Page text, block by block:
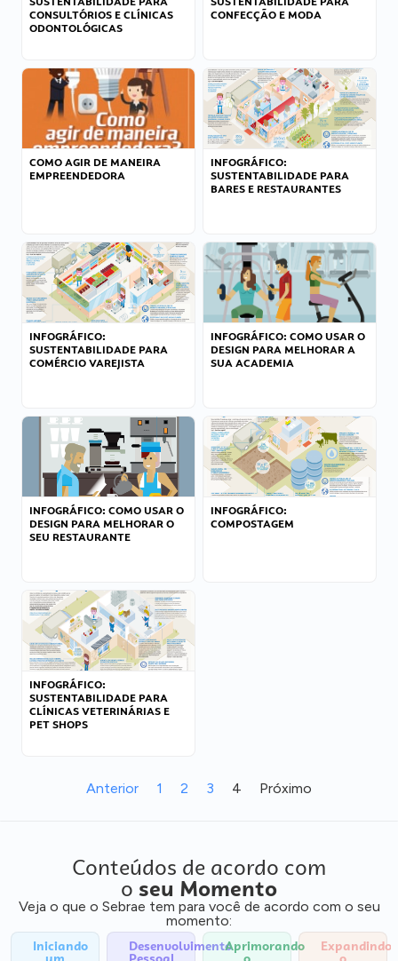
CONSULTÓRIOS E CLÍNICAS
ODONTOLÓGICAS
CONFECÇÃO E MODA
COMO AGIR DE MANEIRA
EMPREENDEDORA
INFOGRÁFICO:
SUSTENTABILIDADE PARA
BARES E RESTAURANTES
INFOGRÁFICO:
SUSTENTABILIDADE PARA
COMÉRCIO VAREJISTA
INFOGRÁFICO: COMO USAR O
DESIGN PARA MELHORAR A
SUA ACADEMIA
INFOGRÁFICO: COMO USAR O
DESIGN PARA MELHORAR O
SEU RESTAURANTE
INFOGRÁFICO:
COMPOSTAGEM
INFOGRÁFICO:
SUSTENTABILIDADE PARA
CLÍNICAS VETERINÁRIAS E
PET SHOPS
Anterior 1 2 3 4 Próximo
Conteúdos de acordo com
o seu Momento
Veja o que o Sebrae tem para você de acordo com o seu
momento:
Iniciando DesenvolvimentoAprimorando Expandindo